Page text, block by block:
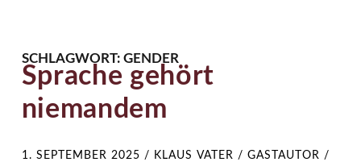
SCHLAGWORT: GENDER
Sprache gehört
niemandem
1. SEPTEMBER 2025 / KLAUS VATER / GASTAUTOR /